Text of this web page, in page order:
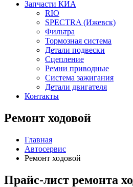
Запчасти КИА
RIO
SPECTRA (Ижевск)
Фильтра
Тормозная система
Детали подвески
Сцепление
Ремни приводные
Система зажигания
Детали двигателя
Контакты
Ремонт ходовой
Главная
Автосервис
Ремонт ходовой
Прайс-лист ремонта